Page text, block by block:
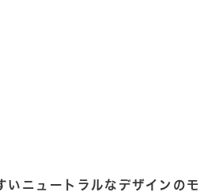
いニュートラルなデザインのモ